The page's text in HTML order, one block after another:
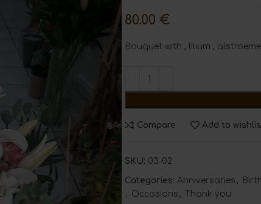
80.00 €
Bouquet with , lilium ,
Compare Add to
SKU: 03-02
Categories: Anniversaries ,
, Occasions , Thank you